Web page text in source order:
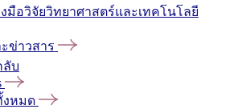
มือวิจัยวิทยาศาสตร์และเทคโนโลยี
ข่าวสาร
ลับ
งหมด